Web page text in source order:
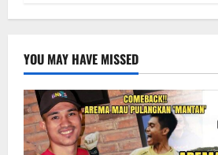
YOU MAY HAVE MISSED